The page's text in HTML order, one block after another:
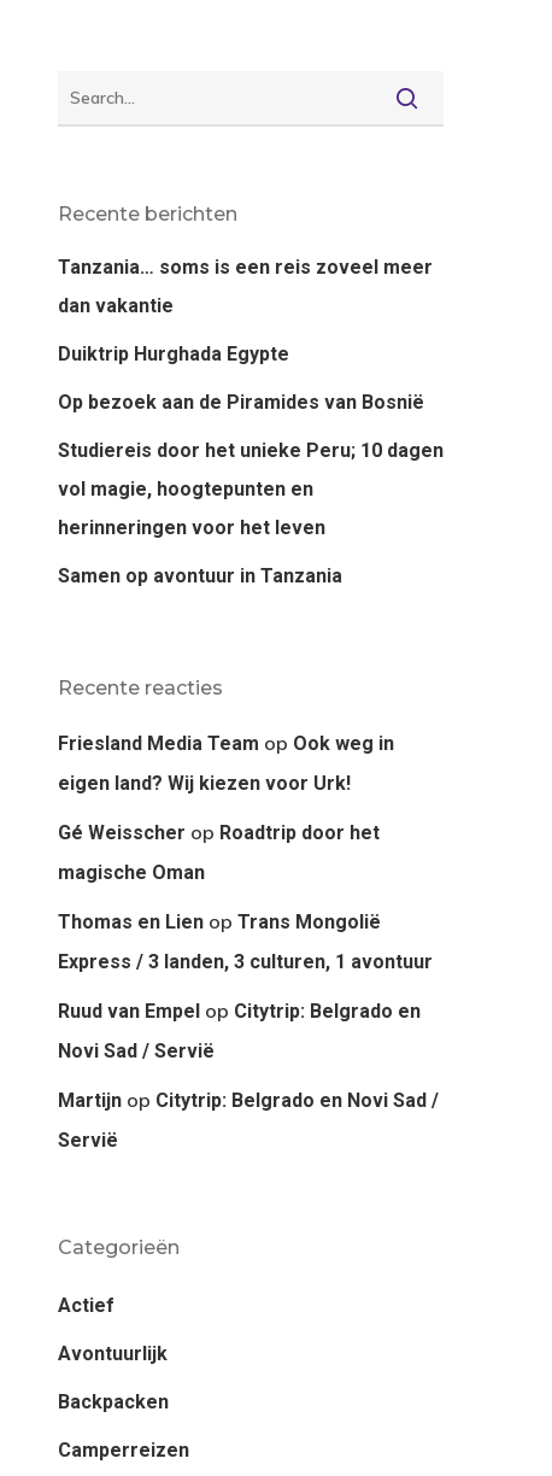
Recente berichten
Tanzania… soms is een reis zoveel meer
dan vakantie
Duiktrip Hurghada Egypte
Op bezoek aan de Piramides van Bosnië
Studiereis door het unieke Peru; 10 dagen
vol magie, hoogtepunten en
herinneringen voor het leven
Samen op avontuur in Tanzania
Recente reacties
Friesland Media Team op Ook weg in
eigen land? Wij kiezen voor Urk!
Gé Weisscher op Roadtrip door het
magische Oman
Thomas en Lienop Trans Mongolië
Express / 3 landen, 3 culturen, 1 avontuur
Ruud van Empelop Citytrip: Belgrado en
Novi Sad / Servië
Martijnop Citytrip: Belgrado en Novi Sad /
Servië
Categorieën
Actief
Avontuurlijk
Backpacken
Camperreizen